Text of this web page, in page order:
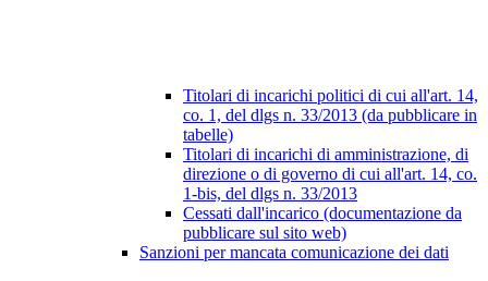
Titolari di incarichi politici di cui all'art. 14,
co. 1, del dlgs n. 33/2013 (da pubblicare in
tabelle)
Titolari di incarichi di amministrazione, di
direzione o di governo di cui all'art. 14, co.
1-bis, del dlgs n. 33/2013
Cessati dall'incarico (documentazione da
pubblicare sul sito web)
Sanzioni per mancata comunicazione dei dati